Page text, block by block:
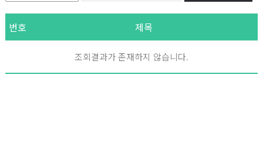
번호 제목
조회결과가 존재하지 않습니다.